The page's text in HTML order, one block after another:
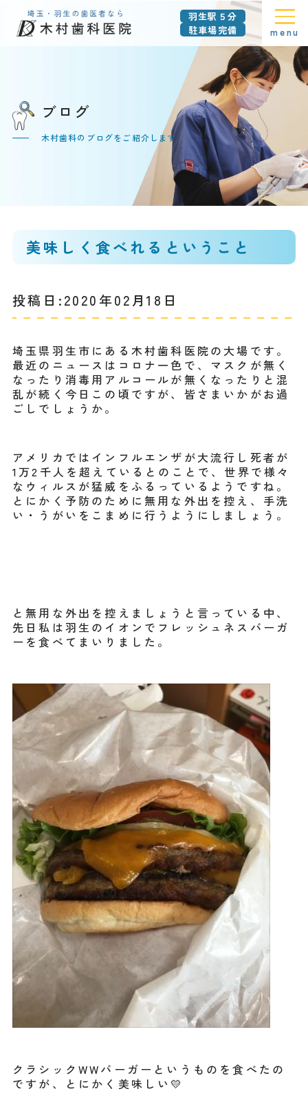
羽生駅５分
駐車場完備
menu
ブログ
木村歯科のブログをご紹介します
美味しく食べれるということ
投稿日:2020年02月18日
埼玉県羽生市にある木村歯科医院の大場です。
最近のニュースはコロナ一色で、マスクが無く
なったり消毒用アルコールが無くなったりと混
乱が続く今日この頃ですが、皆さまいかがお過
ごしでしょうか。
アメリカではインフルエンザが大流行し死者が
1万2千人を超えているとのことで、世界で様々
なウィルスが猛威をふるっているようですね。
とにかく予防のために無用な外出を控え、手洗
い・うがいをこまめに行うようにしましょう。
と無用な外出を控えましょうと言っている中、
先日私は羽生のイオンでフレッシュネスバーガ
ーを食べてまいりました。
クラシックWWバーガーというものを食べたの
ですが、とにかく美味しい💛